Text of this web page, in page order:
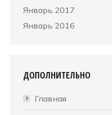
Январь 2017
Январь 2016
ДОПОЛНИТЕЛЬНО
Главная